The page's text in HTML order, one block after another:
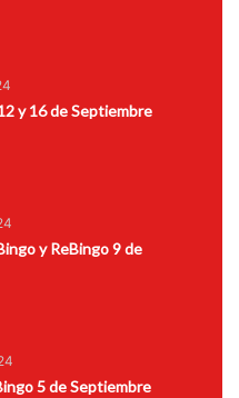
y 16 de Septiembre
y ReBingo 9 de
5 de Septiembre